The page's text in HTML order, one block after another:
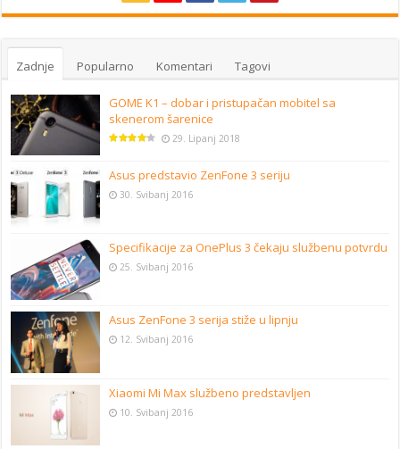
Zadnje Popularno Komentari Tagovi
GOME K1 – dobar i pristupačan mobitel sa
skenerom šarenice
29. Lipanj 2018
Asus predstavio ZenFone 3 seriju
30. Svibanj 2016
Specifikacije za OnePlus 3 čekaju službenu potvrdu
25. Svibanj 2016
Asus ZenFone 3 serija stiže u lipnju
12. Svibanj 2016
Xiaomi Mi Max službeno predstavljen
10. Svibanj 2016